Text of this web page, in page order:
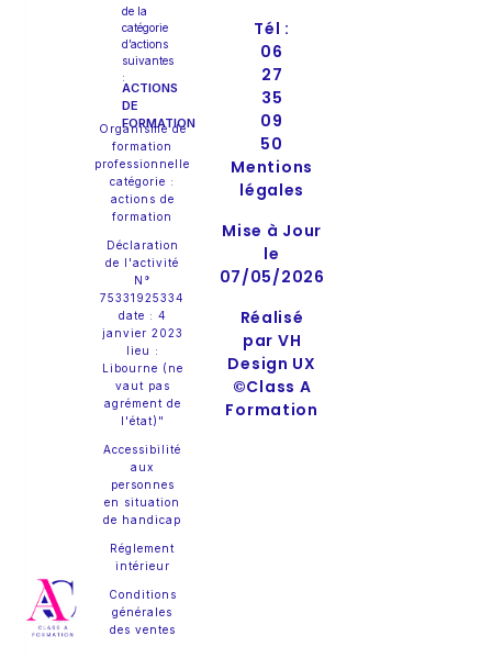
de la
catégorie
d’actions
suivantes
:
ACTIONS
DE
FORMATION
Organisme de
formation
professionnelle
catégorie :
actions de
formation
Déclaration
de l'activité
N°
75331925334
date : 4
janvier 2023
lieu :
Libourne (ne
vaut pas
agrément de
l'état)"
Accessibilité
aux
personnes
en situation
de handicap
Réglement
intérieur
Conditions
générales
des ventes
Tél :
06
27
35
09
50
Mentions
légales
Mise à Jour
le
07/05/2026
Réalisé
par VH
Design UX
©Class A
Formation